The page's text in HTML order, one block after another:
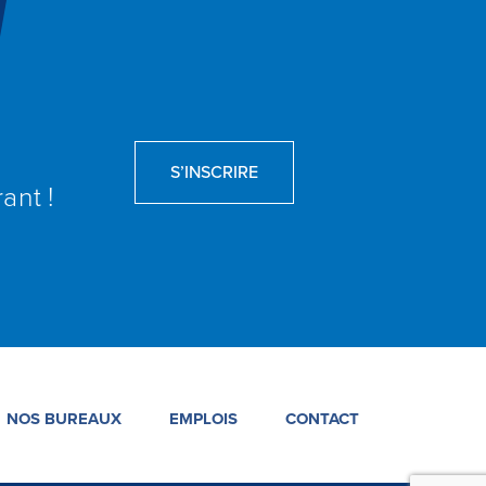
!
S’INSCRIRE
NOS BUREAUX EMPLOIS CONTACT